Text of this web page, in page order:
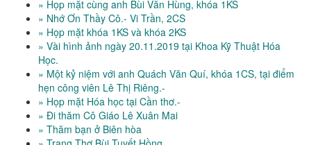
» Họp mặt cùng anh Bùi Văn Hùng, khóa 1KS
» Nhớ Ơn Thầy Cô.- Vi Trần, 2CS
» Họp mặt khóa 1KS và khóa 2KS
» Vài hình ảnh ngày 20.11.2019 tại Khoa Kỹ Thuật Hóa
Học.
» Một kỷ niệm với anh Quách Văn Quí, khóa 1CS, tại điểm
hẹn công viên Lê Thị Riêng.-
» Họp mặt Hóa học tại Cần thơ.-
» Đi thăm Cô Giáo Lê Xuân Mai
» Thăm bạn ở Biên hòa